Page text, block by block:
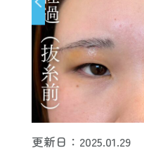
更新日：2025.01.29